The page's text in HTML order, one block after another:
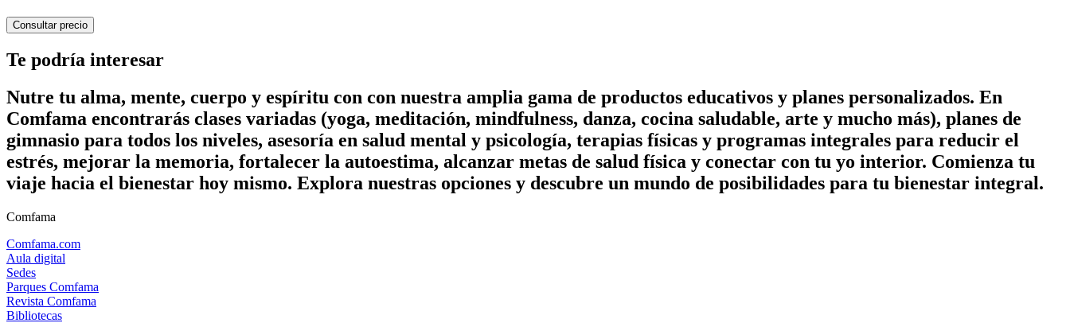
Consultar precio
Te podría interesar
Nutre tu alma, mente, cuerpo y espíritu con con nuestra amplia gama de productos educativos y planes personalizados. En
Comfama encontrarás clases variadas (yoga, meditación, mindfulness, danza, cocina saludable, arte y mucho más), planes de
gimnasio para todos los niveles, asesoría en salud mental y psicología, terapias físicas y programas integrales para reducir el
estrés, mejorar la memoria, fortalecer la autoestima, alcanzar metas de salud física y conectar con tu yo interior. Comienza tu
viaje hacia el bienestar hoy mismo. Explora nuestras opciones y descubre un mundo de posibilidades para tu bienestar integral.
Comfama
Comfama.com
Aula digital
Sedes
Parques Comfama
Revista Comfama
Bibliotecas